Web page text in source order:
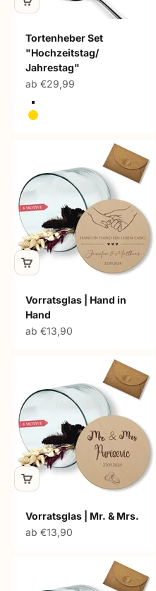
Tortenheber Set
"Hochzeitstag/
Jahrestag"
Angebot
ab €29,99
Silber
Gold
Vorratsglas | Hand in
Hand
Angebot
ab €13,90
Vorratsglas | Mr. & Mrs.
Angebot
ab €13,90